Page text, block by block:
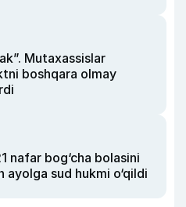
Mutaxassislar
boshqara olmay
nafar bog‘cha bolasini
sud hukmi o‘qildi